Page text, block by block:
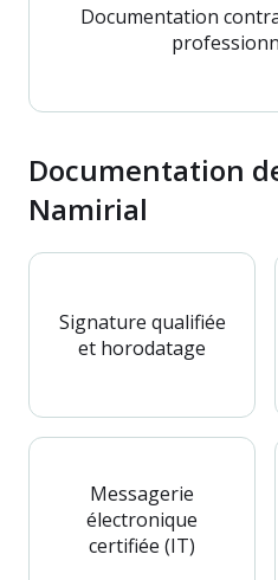
Documentation
Documentation
Namirial
Signature qualifiée
et horodatage
Messagerie
électronique
certifiée (IT)